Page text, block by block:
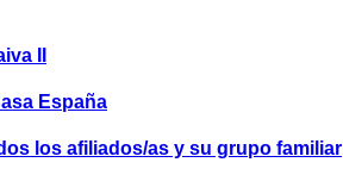
II
España
los afiliados/as y su grupo familiar